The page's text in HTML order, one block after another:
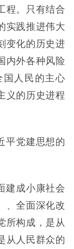
程。只有结合
实践推进伟大
变化的历史进
内外各种风险
国人民的主心
义的历史进程
党建思想的
成小康社会
、全面深化改
所构成，是从
从人民群众的